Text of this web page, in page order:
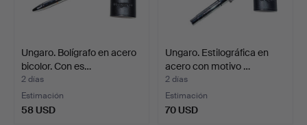
Ungaro. Bolígrafo en acero
bicolor. Con es…
2 días
Estimación
58 USD
Ungaro. Estilográfica en
acero con motivo …
2 días
Estimación
70 USD